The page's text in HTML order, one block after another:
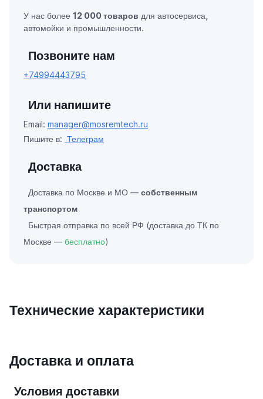
У нас более 12 000 товаров для автосервиса,
автомойки и промышленности.
Позвоните нам
+74994443795
Или напишите
Email: manager@mosremtech.ru
Пишите в: Телеграм
Доставка
Доставка по Москве и МО — собственным
транспортом
Быстрая отправка по всей РФ (доставка до ТК по
Москве — бесплатно)
Технические характеристики
Доставка и оплата
Условия доставки